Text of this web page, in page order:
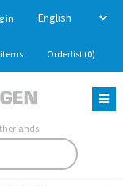
in
items Orderlist (0)